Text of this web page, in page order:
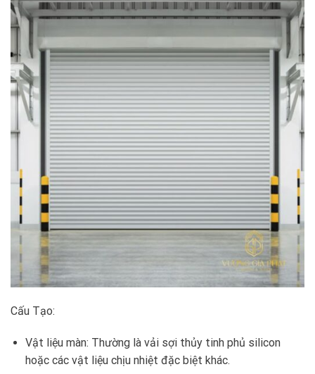
Cấu Tạo:
Vật liệu màn: Thường là vải sợi thủy tinh phủ silicon
hoặc các vật liệu chịu nhiệt đặc biệt khác.